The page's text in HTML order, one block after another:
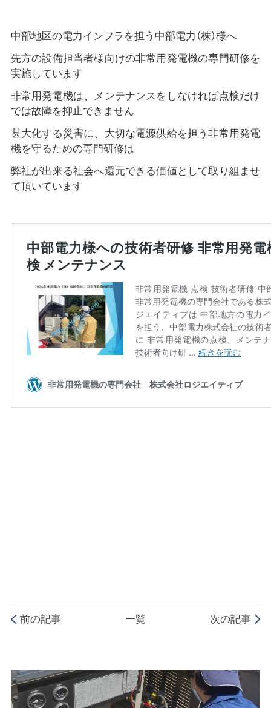
中部地区の電力インフラを担う中部電力（株）様へ
先方の設備担当者様向けの非常用発電機の専門研修を
実施しています
非常用発電機は、メンテナンスをしなければ点検だけ
では故障を抑止できません
甚大化する災害に、大切な電源供給を担う非常用発電
機を守るための専門研修は
弊社が出来る社会へ還元できる価値として取り組ませ
て頂いています
前の記事 一覧 次の記事